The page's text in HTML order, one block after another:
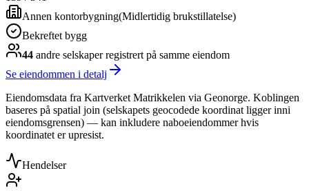
Annen kontorbygning(Midlertidig brukstillatelse)
Bekreftet bygg
44 andre selskaperregistrert på samme eiendom
Se eiendommen i detalj
Eiendomsdata fra Kartverket Matrikkelen via Geonorge. Koblingen
baseres på spatial join (selskapets geocodede koordinat ligger inni
eiendomsgrensen) — kan inkludere naboeiendommer hvis
koordinatet er upresist.
Hendelser